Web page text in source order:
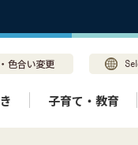
子育て・教育